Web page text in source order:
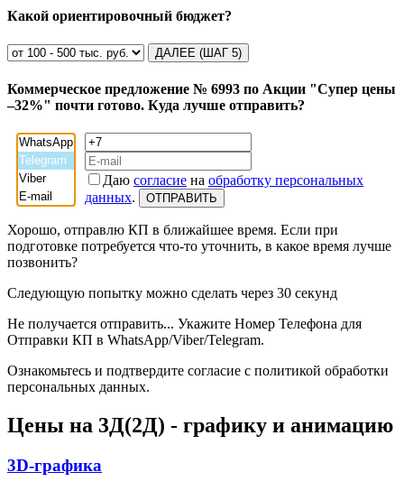
Какой ориентировочный бюджет?
ДАЛЕЕ (ШАГ 5)
Коммерческое предложение № 6993 по Акции "Супер цены
–32%" почти готово. Куда лучше отправить?
Даю согласие на обработку персональных
данных.
Хорошо, отправлю КП в ближайшее время. Если при
подготовке потребуется что-то уточнить, в какое время лучше
позвонить?
Следующую попытку можно сделать через 30 секунд
Не получается отправить... Укажите Номер Телефона для
Отправки КП в WhatsApp/Viber/Telegram.
Ознакомьтесь и подтвердите согласие с политикой обработки
персональных данных.
Цены на 3Д(2Д) - графику и анимацию
3D-графика